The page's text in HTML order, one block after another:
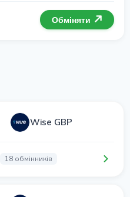
Обміняти
Wise GBP
18 обмінників